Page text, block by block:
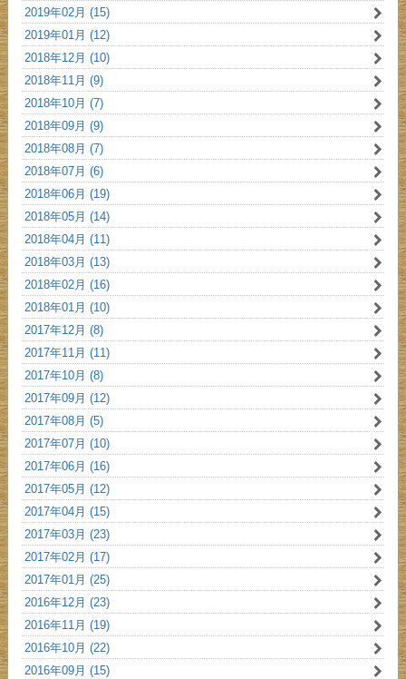
2019年02月 (15)
2019年01月 (12)
2018年12月 (10)
2018年11月 (9)
2018年10月 (7)
2018年09月 (9)
2018年08月 (7)
2018年07月 (6)
2018年06月 (19)
2018年05月 (14)
2018年04月 (11)
2018年03月 (13)
2018年02月 (16)
2018年01月 (10)
2017年12月 (8)
2017年11月 (11)
2017年10月 (8)
2017年09月 (12)
2017年08月 (5)
2017年07月 (10)
2017年06月 (16)
2017年05月 (12)
2017年04月 (15)
2017年03月 (23)
2017年02月 (17)
2017年01月 (25)
2016年12月 (23)
2016年11月 (19)
2016年10月 (22)
2016年09月 (15)